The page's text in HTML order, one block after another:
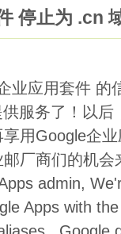
停止为 .cn
业应用套件 的
服务了！以
用Google企
厂商们的机
admin,
Apps with